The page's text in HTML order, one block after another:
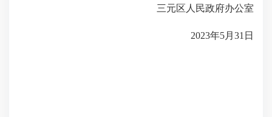
三元区人民政府办公室
2023年5月 31 日